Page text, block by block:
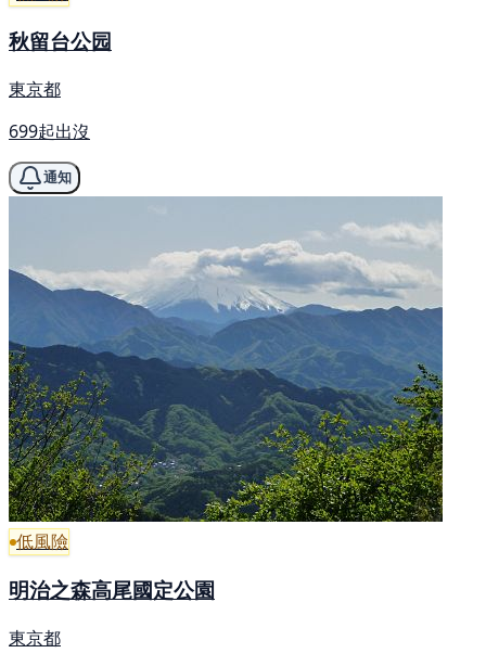
秋留台公园
東京都
699起出沒
通知
低風險
明治之森高尾國定公園
東京都